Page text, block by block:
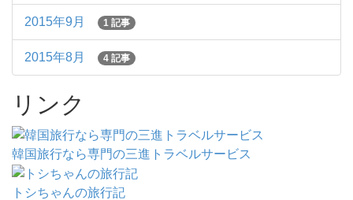
2015年9月 1 記事
2015年8月 4 記事
リンク
韓国旅行なら専門の三進トラベルサービス
トシちゃんの旅行記